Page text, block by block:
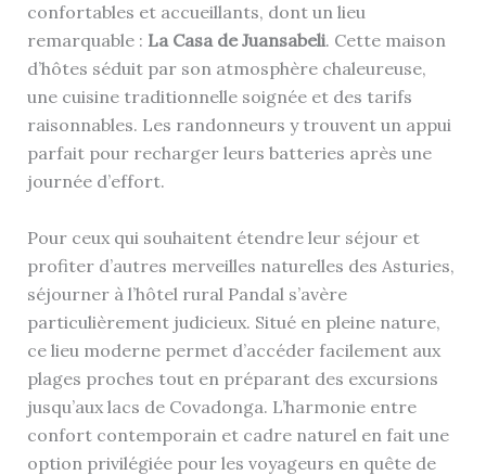
confortables et accueillants, dont un lieu
remarquable : La Casa de Juansabeli. Cette maison
d’hôtes séduit par son atmosphère chaleureuse,
une cuisine traditionnelle soignée et des tarifs
raisonnables. Les randonneurs y trouvent un appui
parfait pour recharger leurs batteries après une
journée d’effort.
Pour ceux qui souhaitent étendre leur séjour et
profiter d’autres merveilles naturelles des Asturies,
séjourner à l’hôtel rural Pandal s’avère
particulièrement judicieux. Situé en pleine nature,
ce lieu moderne permet d’accéder facilement aux
plages proches tout en préparant des excursions
jusqu’aux lacs de Covadonga. L’harmonie entre
confort contemporain et cadre naturel en fait une
option privilégiée pour les voyageurs en quête de